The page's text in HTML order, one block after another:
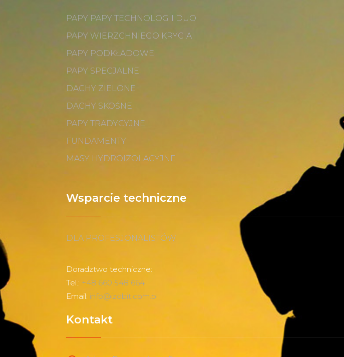
PAPY PAPY TECHNOLOGII DUO
PAPY WIERZCHNIEGO KRYCIA
PAPY PODKŁADOWE
PAPY SPECJALNE
DACHY ZIELONE
DACHY SKOŚNE
PAPY TRADYCYJNE
FUNDAMENTY
MASY HYDROIZOLACYJNE
Wsparcie techniczne
DLA PROFESJONALISTÓW
Doradztwo techniczne:
Tel.: +48 660 548 664
Email: info@izobit.com.pl
Kontakt